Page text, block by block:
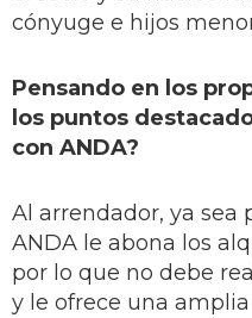
cónyuge e hijos
Pensando en los
los puntos
con ANDA?
Al arrendador, ya
ANDA le abona los
por lo que no debe
y le ofrece una